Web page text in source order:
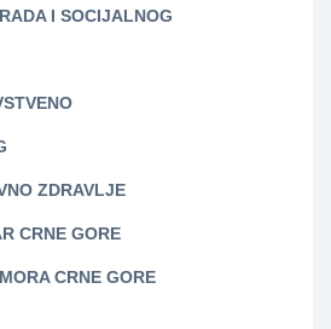
I SOCIJALNOG
ZDRAVLJE
CRNE GORE
CRNE GORE